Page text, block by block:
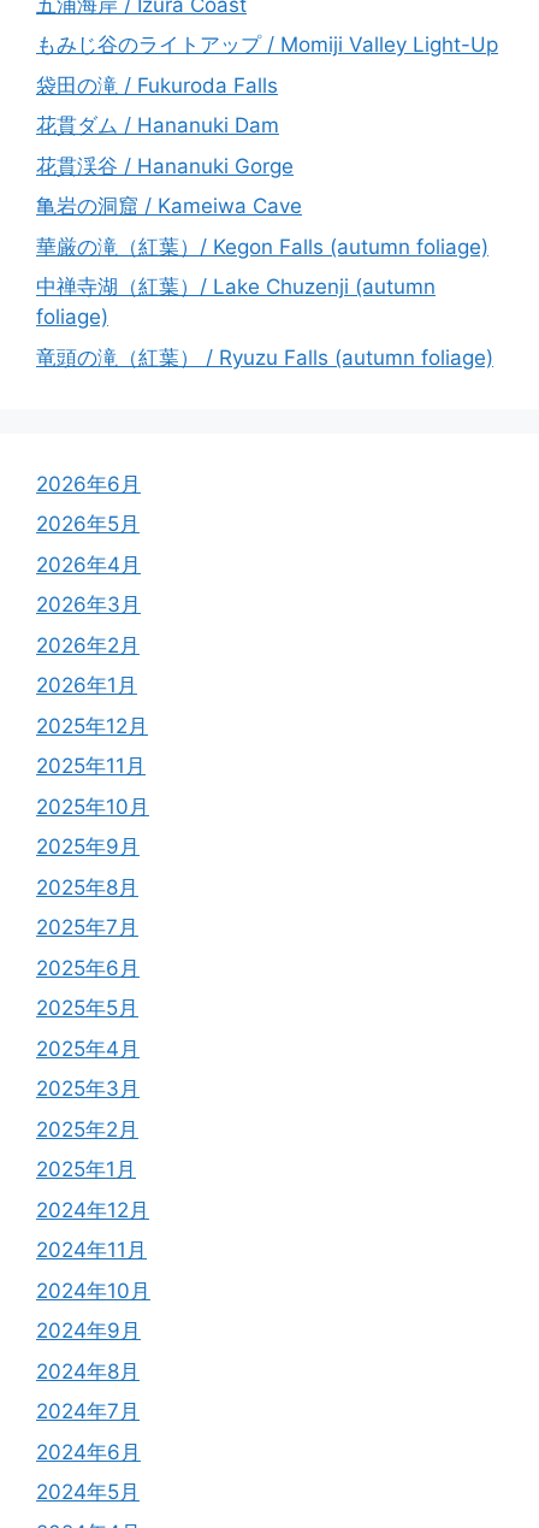
もみじ谷のライトアップ / Momiji Valley Light-Up
袋田の滝 / Fukuroda Falls
花貫ダム / Hananuki Dam
花貫渓谷 / Hananuki Gorge
亀岩の洞窟 / Kameiwa Cave
華厳の滝（紅葉）/ Kegon Falls (autumn foliage)
中禅寺湖（紅葉）/ Lake Chuzenji (autumn
foliage)
竜頭の滝（紅葉） / Ryuzu Falls (autumn foliage)
2026年6月
2026年5月
2026年4月
2026年3月
2026年2月
2026年1月
2025年12月
2025年11月
2025年10月
2025年9月
2025年8月
2025年7月
2025年6月
2025年5月
2025年4月
2025年3月
2025年2月
2025年1月
2024年12月
2024年11月
2024年10月
2024年9月
2024年8月
2024年7月
2024年6月
2024年5月